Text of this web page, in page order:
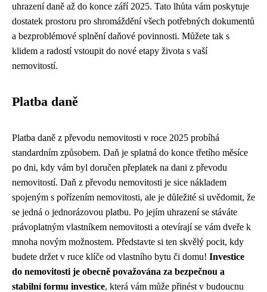
uhrazení daně až do konce září 2025. Tato lhůta vám poskytuje
dostatek prostoru pro shromáždění všech potřebných dokumentů
a bezproblémové splnění daňové povinnosti. Můžete tak s
klidem a radostí vstoupit do nové etapy života s vaší
nemovitostí.
Platba daně
Platba daně z převodu nemovitosti v roce 2025 probíhá
standardním způsobem. Daň je splatná do konce třetího měsíce
po dni, kdy vám byl doručen přeplatek na dani z převodu
nemovitostí. Daň z převodu nemovitosti je sice nákladem
spojeným s pořízením nemovitosti, ale je důležité si uvědomit, že
se jedná o jednorázovou platbu. Po jejím uhrazení se stáváte
právoplatným vlastníkem nemovitosti a otevírají se vám dveře k
mnoha novým možnostem. Představte si ten skvělý pocit, kdy
budete držet v ruce klíče od vlastního bytu či domu! Investice
do nemovitosti je obecně považována za bezpečnou a
stabilní formu investice, která vám může přinést v budoucnu